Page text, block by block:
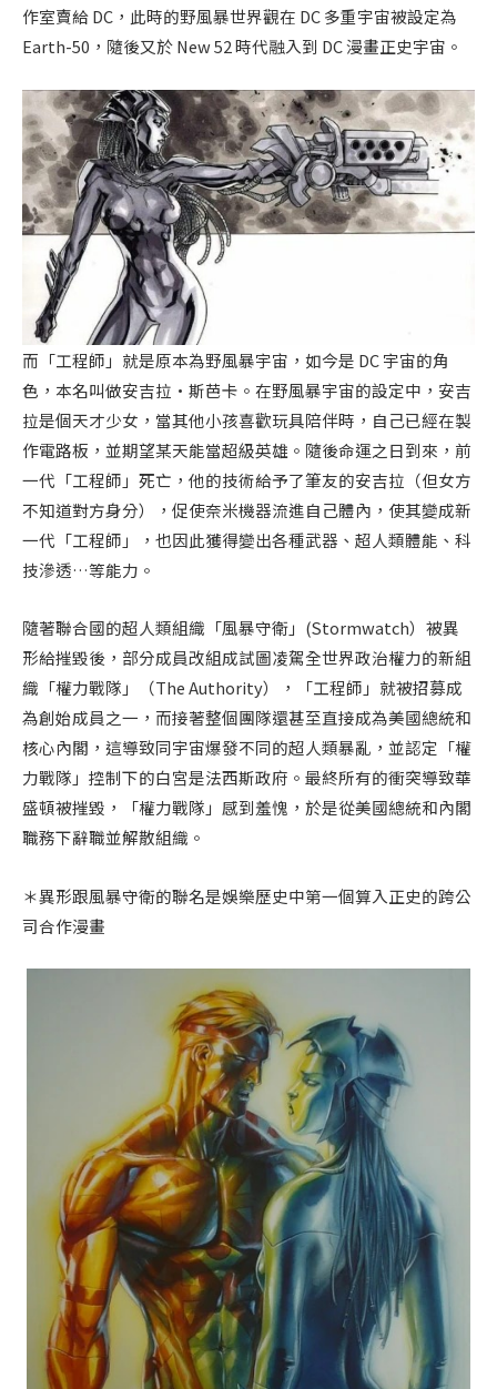
作室賣給 DC，此時的野風暴世界觀在 DC 多重宇宙被設定為
Earth-50，隨後又於 New 52 時代融入到 DC 漫畫正史宇宙。
而「工程師」就是原本為野風暴宇宙，如今是 DC 宇宙的角
色，本名叫做安吉拉·斯芭卡。在野風暴宇宙的設定中，安吉
拉是個天才少女，當其他小孩喜歡玩具陪伴時，自己已經在製
作電路板，並期望某天能當超級英雄。隨後命運之日到來，前
一代「工程師」死亡，他的技術給予了筆友的安吉拉（但女方
不知道對方身分），促使奈米機器流進自己體內，使其變成新
一代「工程師」，也因此獲得變出各種武器、超人類體能、科
技滲透…等能力。
隨著聯合國的超人類組織「風暴守衛」(Stormwatch）被異
形給摧毀後，部分成員改組成試圖凌駕全世界政治權力的新組
織「權力戰隊」（The Authority），「工程師」就被招募成
為創始成員之一，而接著整個團隊還甚至直接成為美國總統和
核心內閣，這導致同宇宙爆發不同的超人類暴亂，並認定「權
力戰隊」控制下的白宮是法西斯政府。最終所有的衝突導致華
盛頓被摧毀，「權力戰隊」感到羞愧，於是從美國總統和內閣
職務下辭職並解散組織。
＊異形跟風暴守衛的聯名是娛樂歷史中第一個算入正史的跨公
司合作漫畫